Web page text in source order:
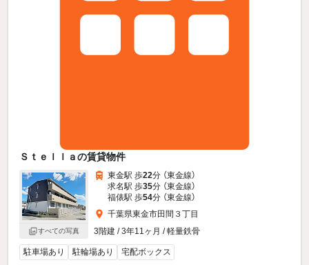
Ｓｔｅｌｌａの賃貸物件
すべての写真
東金駅 歩22分 （東金線）
求名駅 歩35分 （東金線）
福俵駅 歩54分 （東金線）
千葉県東金市田間３丁目
3階建 / 3年11ヶ月 / 軽量鉄骨
駐車場あり 駐輪場あり 宅配ボックス